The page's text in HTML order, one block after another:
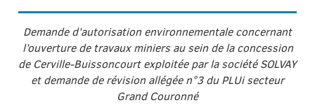
Demande d’autorisation environnementale concernant
l’ouverture de travaux miniers au sein de la concession
de Cerville-Buissoncourt exploitée par la société SOLVAY
et demande de révision allégée n°3 du PLUi secteur
Grand Couronné